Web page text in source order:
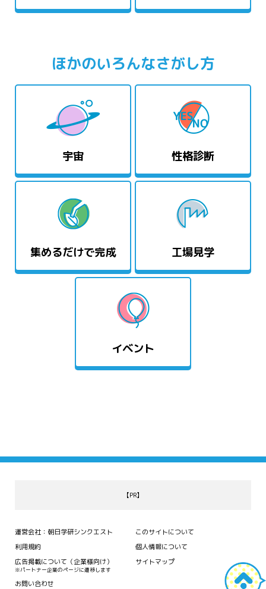
ほかのいろんなさがし方
宇宙 性格診断
集めるだけで完成 工場見学
イベント
【PR】
運営会社：朝日学研シンクエスト
このサイトについて
利用規約
個人情報について
広告掲載について（企業様向け）
※パートナー企業のページに遷移します
サイトマップ
お問い合わせ